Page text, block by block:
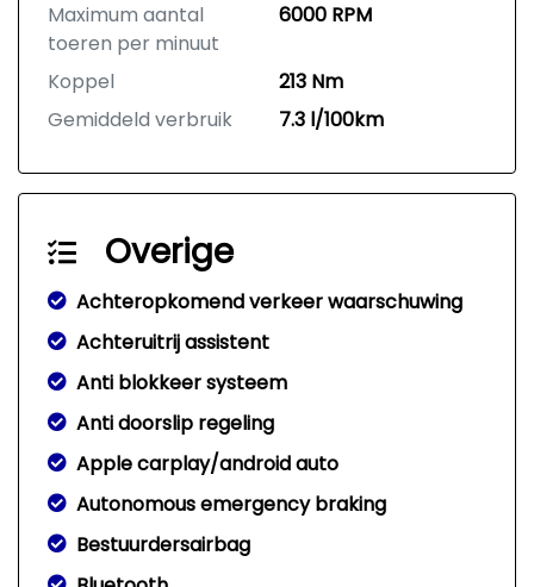
Maximum aantal
toeren per minuut
6000 RPM
Koppel
213 Nm
Gemiddeld verbruik
7.3 l/100km
Overige
Achteropkomend verkeer waarschuwing
Achteruitrij assistent
Anti blokkeer systeem
Anti doorslip regeling
Apple carplay/android auto
Autonomous emergency braking
Bestuurdersairbag